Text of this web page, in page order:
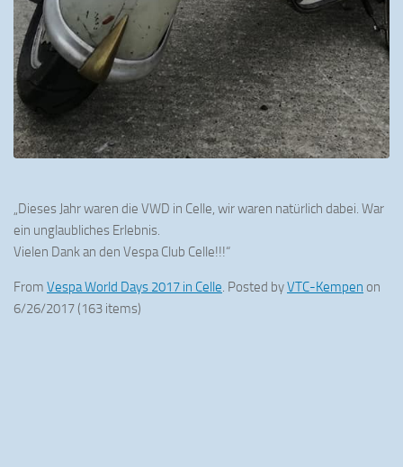
„Dieses Jahr waren die VWD in Celle, wir waren natürlich dabei. War
ein unglaubliches Erlebnis.
Vielen Dank an den Vespa Club Celle!!!“
From Vespa World Days 2017 in Celle. Posted byVTC-Kempen on
6/26/2017 (163 items)